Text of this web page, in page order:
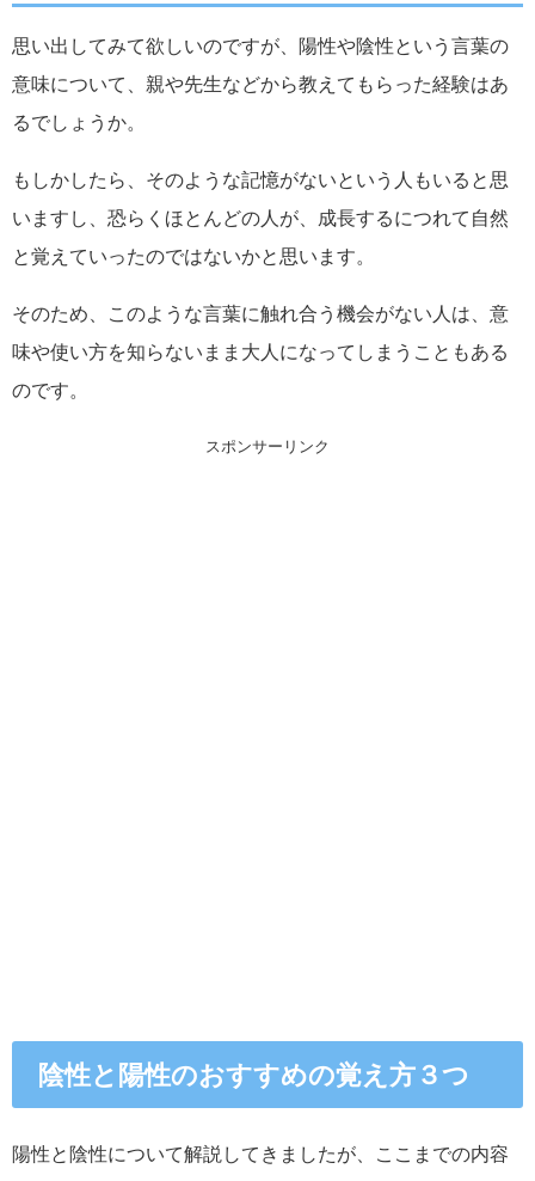
思い出してみて欲しいのですが、陽性や陰性という言葉の
意味について、親や先生などから教えてもらった経験はあ
るでしょうか。
もしかしたら、そのような記憶がないという人もいると思
いますし、恐らくほとんどの人が、成長するにつれて自然
と覚えていったのではないかと思います。
そのため、このような言葉に触れ合う機会がない人は、意
味や使い方を知らないまま大人になってしまうこともある
のです。
スポンサーリンク
陰性と陽性のおすすめの覚え方３つ
陽性と陰性について解説してきましたが、ここまでの内容